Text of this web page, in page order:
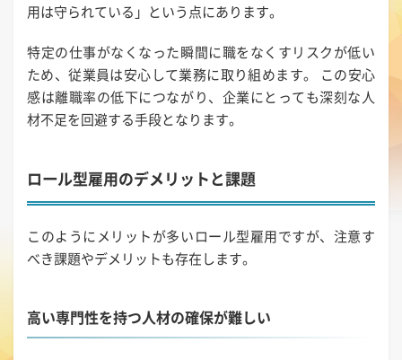
用は守られている」という点にあります。
特定の仕事がなくなった瞬間に職をなくすリスクが低い
ため、従業員は安心して業務に取り組めます。 この安心
感は離職率の低下につながり、企業にとっても深刻な人
材不足を回避する手段となります。
ロール型雇用のデメリットと課題
このようにメリットが多いロール型雇用ですが、注意す
べき課題やデメリットも存在します。
高い専門性を持つ人材の確保が難しい